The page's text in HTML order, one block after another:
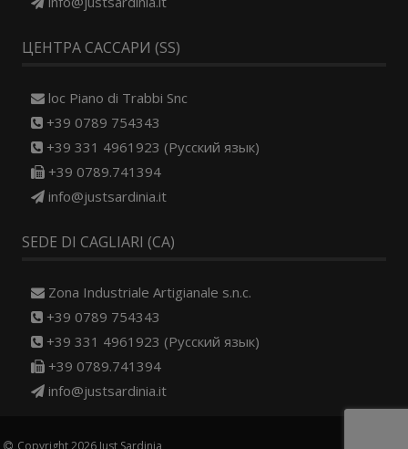
ЦЕНТРА САССАРИ (SS)
loc Piano di Trabbi Snc
+39 0789 754343
+39 331 4961923 (Русский язык)
+39 0789.741394
info@justsardinia.it
SEDE DI CAGLIARI (CA)
Zona Industriale Artigianale s.n.c.
+39 0789 754343
+39 331 4961923 (Русский язык)
+39 0789.741394
info@justsardinia.it